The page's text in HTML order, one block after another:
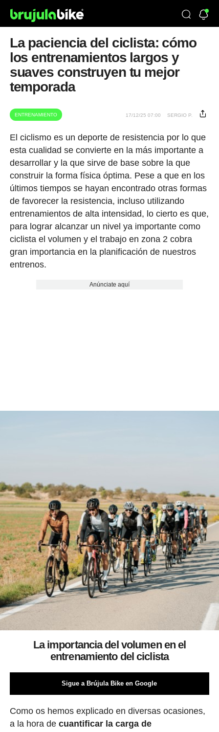
La paciencia del ciclista: cómo
los entrenamientos largos y
suaves construyen tu mejor
temporada
ENTRENAMIENTO 17/12/25 07:00 SERGIO P.
El ciclismo es un deporte de resistencia por lo que
esta cualidad se convierte en la más importante a
desarrollar y la que sirve de base sobre la que
construir la forma física óptima. Pese a que en los
últimos tiempos se hayan encontrado otras formas
de favorecer la resistencia, incluso utilizando
entrenamientos de alta intensidad, lo cierto es que,
para lograr alcanzar un nivel ya importante como
ciclista el volumen y el trabajo en zona 2 cobra
gran importancia en la planificación de nuestros
entrenos.
Anúnciate aquí
La importancia del volumen en el
entrenamiento del ciclista
Sigue a Brújula Bike en Google
Como os hemos explicado en diversas ocasiones,
a la hora de cuantificar la carga de